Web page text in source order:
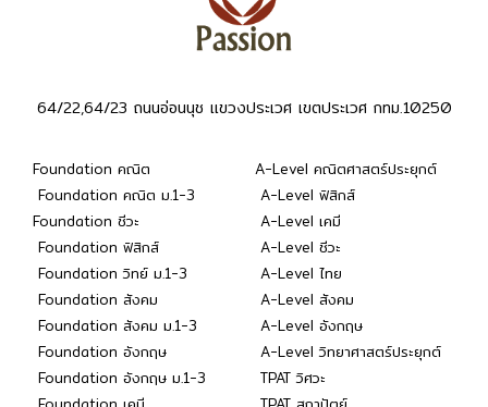
64/22,64/23 ถนนอ่อนนุช แขวงประเวศ เขตประเวศ กทม.10250
Foundation คณิต
Foundation คณิต ม.1-3
Foundation ชีวะ
Foundation ฟิสิกส์
Foundation วิทย์ ม.1-3
Foundation สังคม
Foundation สังคม ม.1-3
Foundation อังกฤษ
Foundation อังกฤษ ม.1-3
A-Level คณิตศาสตร์ประยุกต์
A-Level ฟิสิกส์
A-Level เคมี
A-Level ชีวะ
A-Level ไทย
A-Level สังคม
A-Level อังกฤษ
A-Level วิทยาศาสตร์ประยุกต์
TPAT วิศวะ